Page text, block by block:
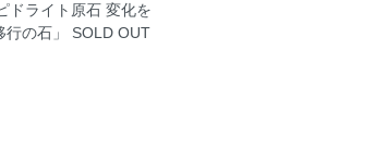
ドライト原石変化を
行の石」 SOLD OUT